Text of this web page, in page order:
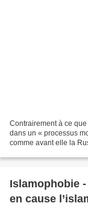
Contrairement à ce
dans un « processus
comme avant elle la
Islamophobie
en cause